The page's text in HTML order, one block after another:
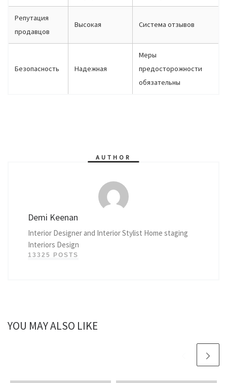
Репутация
продавцов
Высокая Система отзывов
Безопасность Надежная
Меры
предосторожности
обязательны
AUTHOR
Demi Keenan
Interior Designer and Interior Stylist Home staging
Interiors Design
13325 POSTS
YOU MAY ALSO LIKE